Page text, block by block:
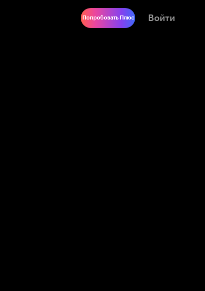
Попробовать Плюс Войти